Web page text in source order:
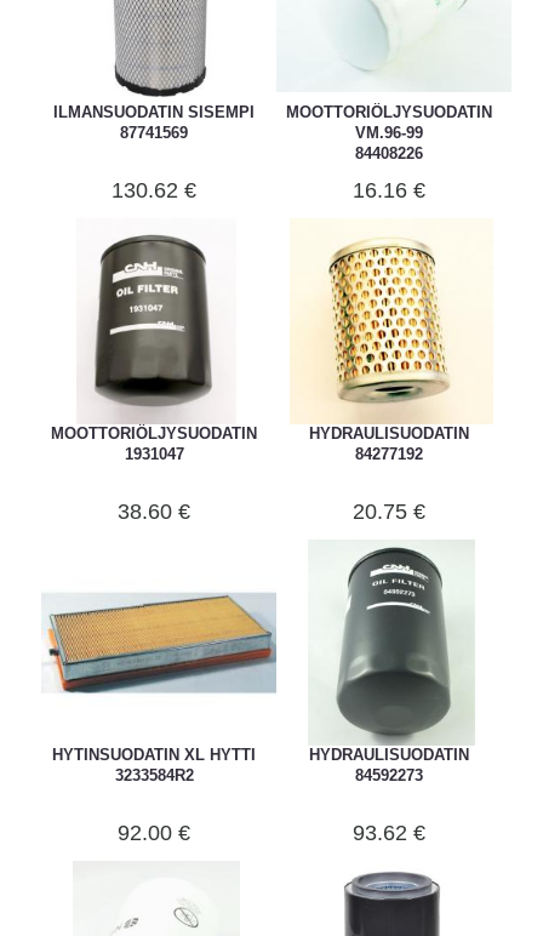
ILMANSUODATIN SISEMPI
87741569
130.62 €
MOOTTORIÖLJYSUODATIN
VM.96-99
84408226
16.16 €
MOOTTORIÖLJYSUODATIN
1931047
38.60 €
HYDRAULISUODATIN
84277192
20.75 €
HYTINSUODATIN XL HYTTI
3233584R2
92.00 €
HYDRAULISUODATIN
84592273
93.62 €